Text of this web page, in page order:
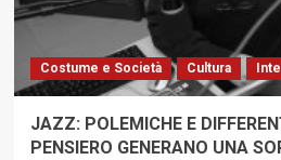
MASSIME
ESPRESSIONI
DEL
PROGRESSIVE
MAINSTREAM
Costume e Società Cultura
JAZZ: POLEMICHE E
PENSIERO GENERANO UNA